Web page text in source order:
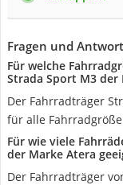
Fragen und
Für welche
Strada Sport M3 der
Der Fahrradträger
für alle
Für wie viele
der Marke Atera
Der Fahrradträger